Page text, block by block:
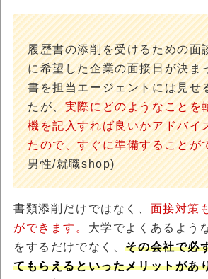
履歴書の添削を受けるための面
に希望した企業の面接日が決ま
書を担当エージェントには見せ
たが、実際にどのようなことを
機を記入すれば良いかアドバイ
たので、すぐに準備することが
男性/就職shop)
書類添削だけではなく、 面接対策
ができます。 大学でよくあるよう
をするだけでなく、その会社で必
てもらえるといったメリットがあ